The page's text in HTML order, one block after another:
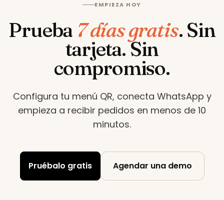
EMPIEZA HOY
Prueba 7 días gratis. Sin
tarjeta. Sin
compromiso.
Configura tu menú QR, conecta WhatsApp y
empieza a recibir pedidos en menos de 10
minutos.
Pruébalo gratis Agendar una demo